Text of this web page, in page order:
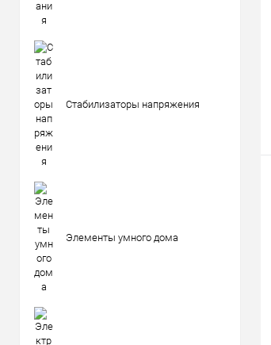
Стабилизаторы напряжения
Элементы умного дома